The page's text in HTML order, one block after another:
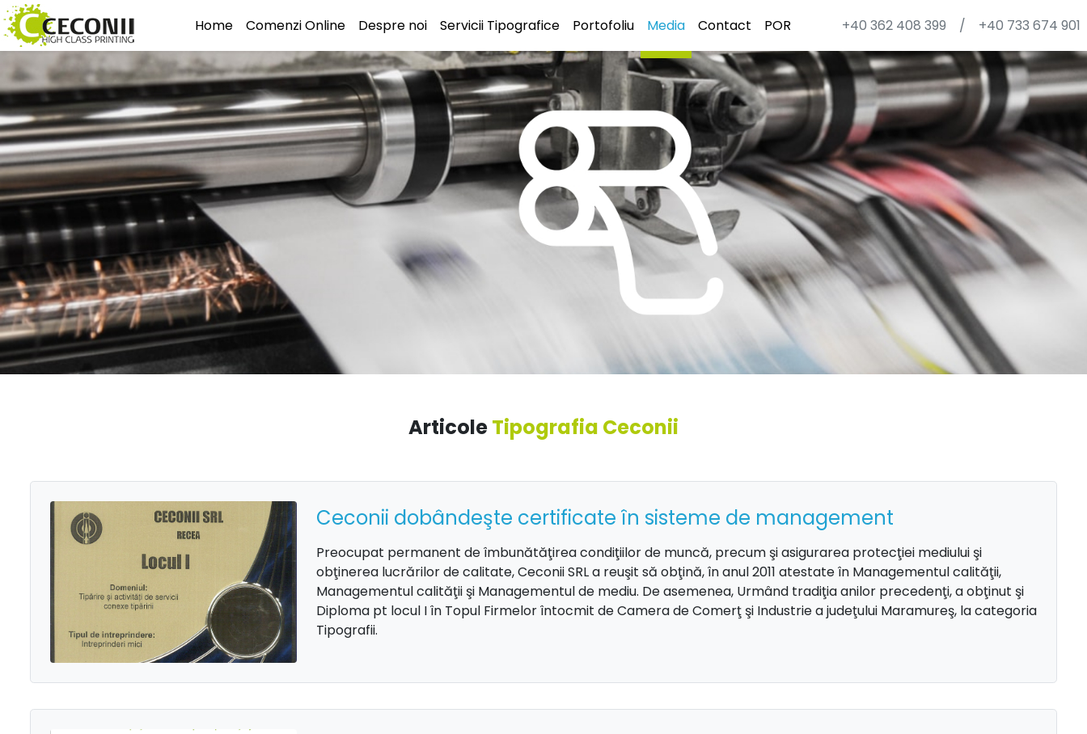
Home Comenzi Online Despre noi Servicii Tipografice Portofoliu Media Contact POR +40 362 408 399 / +40 733 674 901
ArticoleTipografia Ceconii
Ceconii dobândeşte certificate în sisteme de management
Preocupat permanent de îmbunătăţirea condiţiilor de muncă, precum şi asigurarea protecţiei mediului şi
obţinerea lucrărilor de calitate, Ceconii SRL a reuşit să obţină, în anul 2011 atestate în Managementul calităţii,
Managementul calităţii şi Managementul de mediu. De asemenea, Urmând tradiţia anilor precedenţi, a obţinut şi
Diploma pt locul I în Topul Firmelor întocmit de Camera de Comerţ şi Industrie a judeţului Maramureş, la categoria
Tipografii.